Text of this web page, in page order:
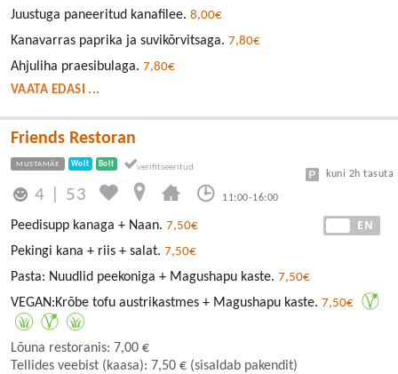
Juustuga paneeritud kanafilee. 8,00€
Kanavarras paprika ja suvikõrvitsaga. 7,80€
Ahjuliha praesibulaga. 7,80€
VAATA EDASI ...
Friends Restoran
MUSTAMÄE Wolt Bolt
4 53 11:00-16:00
kuni 2h tasuta
EN
Peedisupp kanaga + Naan. 7,50€
Pekingi kana + riis + salat. 7,50€
Pasta: Nuudlid peekoniga + Magushapu kaste. 7,50€
VEGAN:Krõbe tofu austrikastmes + Magushapu kaste. 7,50€
Lõuna restoranis: 7,00 €
Tellides veebist (kaasa): 7,50 € (sisaldab pakendit)